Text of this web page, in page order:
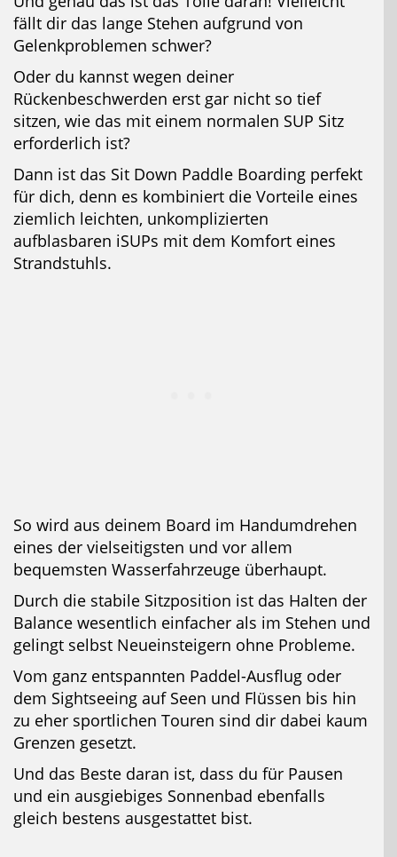
fällt dir das lange Stehen aufgrund von
Gelenkproblemen schwer?
Oder du kannst wegen deiner
Rückenbeschwerden erst gar nicht so tief
sitzen, wie das mit einem normalen SUP Sitz
erforderlich ist?
Dann ist das Sit Down Paddle Boarding perfekt
für dich, denn es kombiniert die Vorteile eines
ziemlich leichten, unkomplizierten
aufblasbaren iSUPs mit dem Komfort eines
Strandstuhls.
So wird aus deinem Board im Handumdrehen
eines der vielseitigsten und vor allem
bequemsten Wasserfahrzeuge überhaupt.
Durch die stabile Sitzposition ist das Halten der
Balance wesentlich einfacher als im Stehen und
gelingt selbst Neueinsteigern ohne Probleme.
Vom ganz entspannten Paddel-Ausflug oder
dem Sightseeing auf Seen und Flüssen bis hin
zu eher sportlichen Touren sind dir dabei kaum
Grenzen gesetzt.
Und das Beste daran ist, dass du für Pausen
und ein ausgiebiges Sonnenbad ebenfalls
gleich bestens ausgestattet bist.